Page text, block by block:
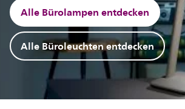
Alle Bürolampen entdecken
Alle Büroleuchten entdecken